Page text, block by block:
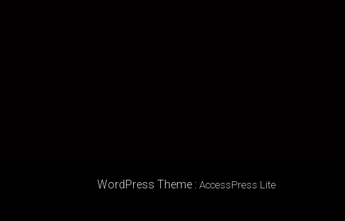
WordPress Theme : AccessPress Lite